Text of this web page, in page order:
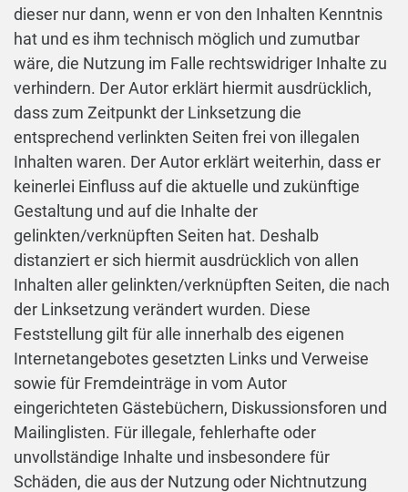
dieser nur dann, wenn er von den Inhalten Kenntnis
hat und es ihm technisch möglich und zumutbar
wäre, die Nutzung im Falle rechtswidriger Inhalte zu
verhindern. Der Autor erklärt hiermit ausdrücklich,
dass zum Zeitpunkt der Linksetzung die
entsprechend verlinkten Seiten frei von illegalen
Inhalten waren. Der Autor erklärt weiterhin, dass er
keinerlei Einfluss auf die aktuelle und zukünftige
Gestaltung und auf die Inhalte der
gelinkten/verknüpften Seiten hat. Deshalb
distanziert er sich hiermit ausdrücklich von allen
Inhalten aller gelinkten/verknüpften Seiten, die nach
der Linksetzung verändert wurden. Diese
Feststellung gilt für alle innerhalb des eigenen
Internetangebotes gesetzten Links und Verweise
sowie für Fremdeinträge in vom Autor
eingerichteten Gästebüchern, Diskussionsforen und
Mailinglisten. Für illegale, fehlerhafte oder
unvollständige Inhalte und insbesondere für
Schäden, die aus der Nutzung oder Nichtnutzung